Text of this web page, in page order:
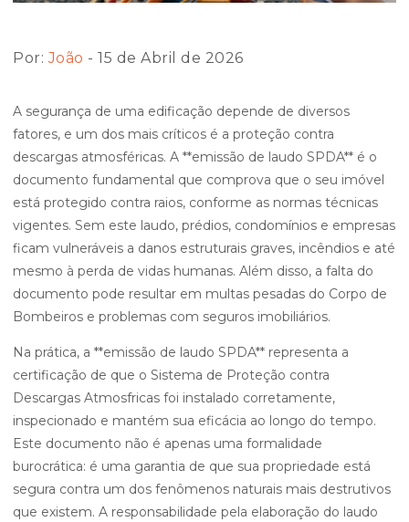
Por:João - 15 de Abril de 2026
A segurança de uma edificação depende de diversos
fatores, e um dos mais críticos é a proteção contra
descargas atmosféricas. A **emissão de laudo SPDA** é o
documento fundamental que comprova que o seu imóvel
está protegido contra raios, conforme as normas técnicas
vigentes. Sem este laudo, prédios, condomínios e empresas
ficam vulneráveis a danos estruturais graves, incêndios e até
mesmo à perda de vidas humanas. Além disso, a falta do
documento pode resultar em multas pesadas do Corpo de
Bombeiros e problemas com seguros imobiliários.
Na prática, a **emissão de laudo SPDA** representa a
certificação de que o Sistema de Proteção contra
Descargas Atmosfricas foi instalado corretamente,
inspecionado e mantém sua eficácia ao longo do tempo.
Este documento não é apenas uma formalidade
burocrática: é uma garantia de que sua propriedade está
segura contra um dos fenômenos naturais mais destrutivos
que existem. A responsabilidade pela elaboração do laudo